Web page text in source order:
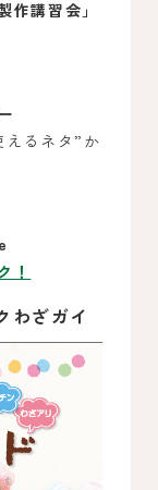
作講習会」
るネタ”か
！
わざガイ